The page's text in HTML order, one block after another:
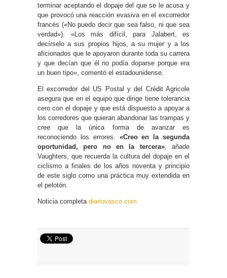
terminar aceptando el dopaje del que se le acusa y
que provocó una reacción evasiva en el excorredor
francés («No puedo decir que sea falso, ni que sea
verdad»). «Los más difícil, para Jalabert, es
decírselo a sus propios hijos, a su mujer y a los
aficionados que le apoyaron durante toda su carrera
y que decían que él no podía doparse porque era
un buen tipo», comentó el estadounidense.
El excorredor del US Postal y del Crédit Agricole
asegura que en el equipo que dirige tiene tolerancia
cero con el dopaje y que está dispuesto a apoyar a
los corredores que quieran abandonar las trampas y
cree que la única forma de avanzar es
reconociendo los errores. «Creo en la segunda
oportunidad, pero no en la tercera», añade
Vaughters, que recuerda la cultura del dopaje en el
ciclismo a finales de los años noventa y principio
de este siglo como una práctica muy extendida en
el pelotón.
Noticia completa diariovasco.com